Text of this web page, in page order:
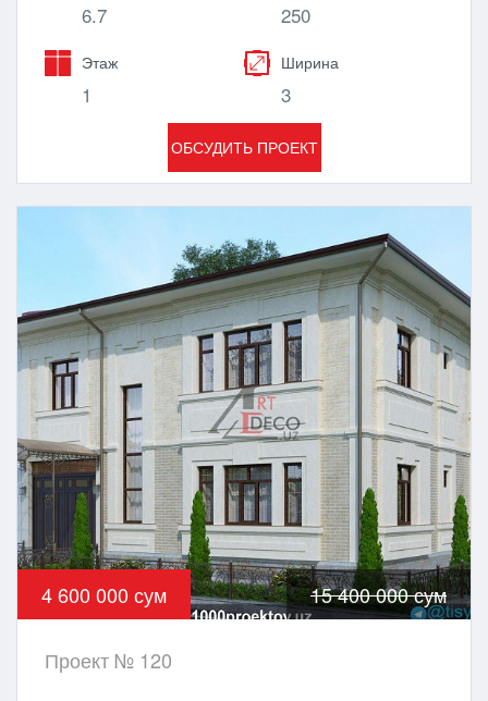
6.7 250
Этаж
1
Ширина
3
ОБСУДИТЬ ПРОЕКТ
4 600 000 сум 15 400 000 сум
Проект № 120